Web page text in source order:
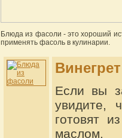
Блюда из фасоли - это хороший
применять фасоль в кулинарии.
Если вы
увидите,
готовят
маслом.